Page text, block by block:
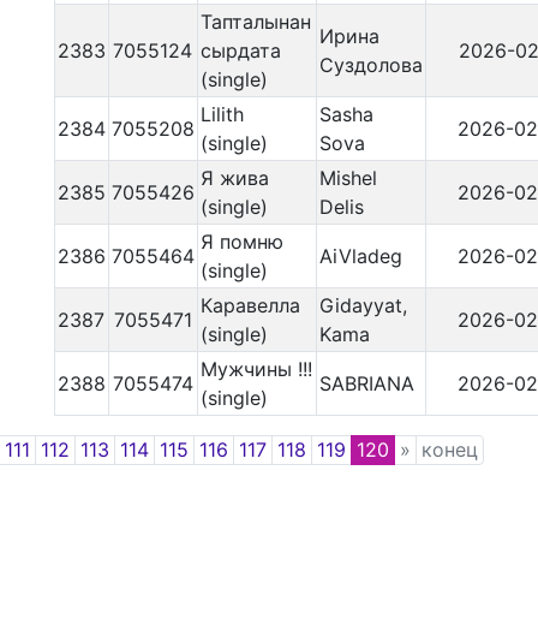
2383 7055124
Тапталынан
сырдата
(single)
Ирина
Суздолова
2026-
2384 7055208
Lilith
(single)
Sasha
Sova
2026-
2385 7055426
Я жива
(single)
Mishel
Delis
2026-
2386 7055464
Я помню
(single)
AiVladeg 2026-
2387 7055471
Каравелла
(single)
Gidayyat,
Kama
2026-
2388 7055474
Мужчины !!!
(single)
SABRIANA 2026-
111 112 113 114 115 116 117 118 119 120 » Next
конец